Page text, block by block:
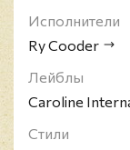
Исполнители
Ry Cooder
Лейблы
Caroline
Стили